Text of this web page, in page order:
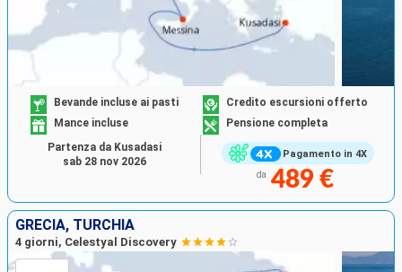
Pagamento in 4X
Bevande incluse ai pasti
Credito escursioni offerto
Mance incluse
Pensione completa
da 489 €
Partenza da Kusadasi
sab 28 nov 2026
GRECIA, TURCHIA
4 giorni, Celestyal Discovery